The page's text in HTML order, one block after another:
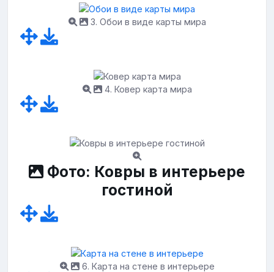
3. Обои в виде карты мира
4. Ковер карта мира
Фото: Ковры в интерьере
гостиной
6. Карта на стене в интерьере